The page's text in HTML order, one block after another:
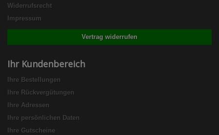
Widerrufsrecht
Impressum
Vertrag widerrufen
Ihr Kundenbereich
Ihre Bestellungen
Ihre Rückvergütungen
Ihre Adressen
Ihre persönlichen Daten
Ihre Gutscheine